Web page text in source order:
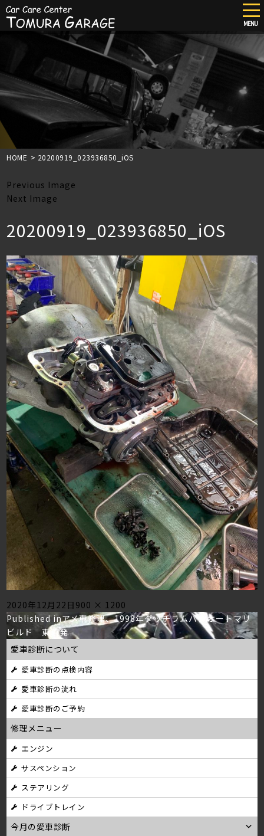
content
MENU
HOME > 20200919_023936850_iOS
Previous Image
Next Image
20200919_023936850_iOS
Posted
on
2020年12月22日 Full
size
900 × 1200
投
稿
ナ
ビ
ゲ
ー
シ
ョ
ン
Published inアメ車修理、1998年ダッチラムバンオートマリ
ビルド 東京発
愛車診断について
愛車診断の点検内容
愛車診断の流れ
愛車診断のご予約
修理メニュー
エンジン
サスペンション
ステアリング
ドライブトレイン
今月の愛車診断